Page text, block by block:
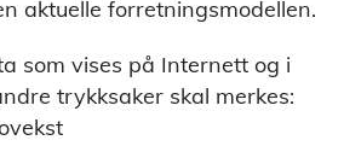
aktuelle forretningsmodellen.
som vises på Internett og i
trykksaker skal merkes: